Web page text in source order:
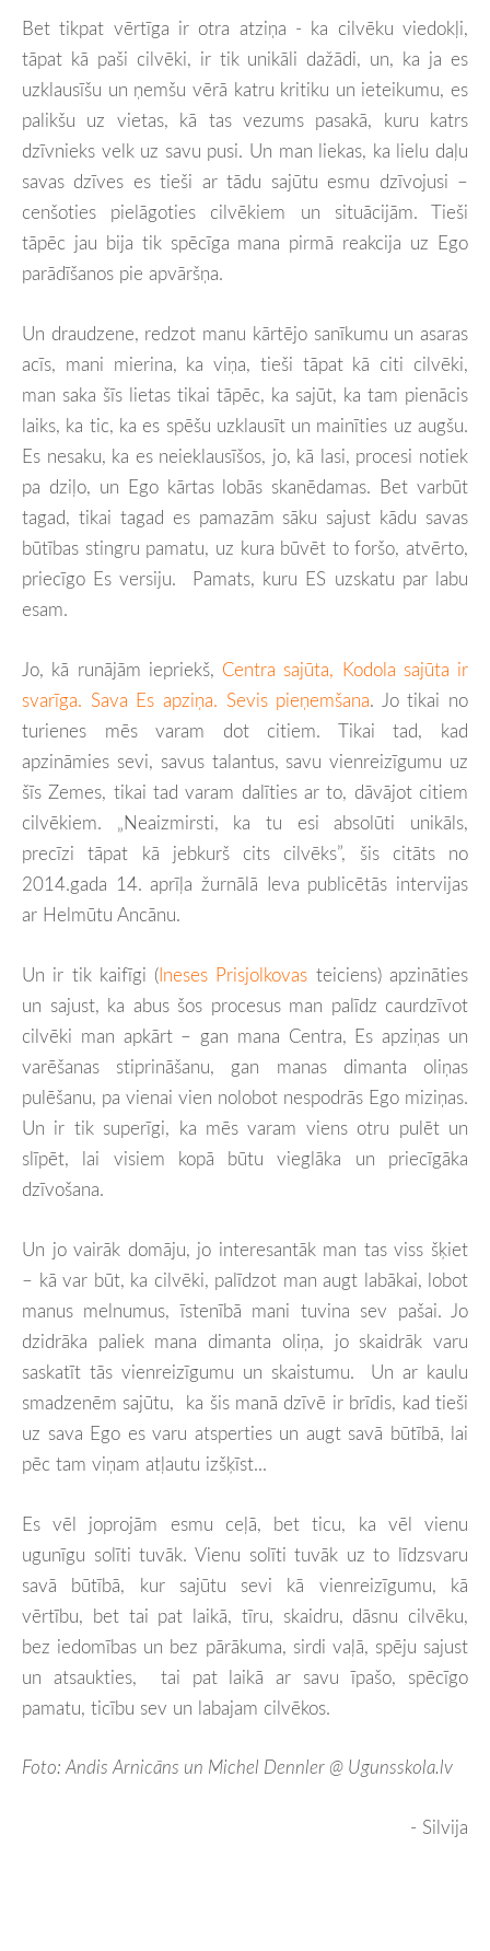
Bet tikpat vērtīga ir otra atziņa - ka cilvēku viedokļi,
tāpat kā paši cilvēki, ir tik unikāli dažādi, un, ka ja es
uzklausīšu un ņemšu vērā katru kritiku un ieteikumu, es
palikšu uz vietas, kā tas vezums pasakā, kuru katrs
dzīvnieks velk uz savu pusi. Un man liekas, ka lielu daļu
savas dzīves es tieši ar tādu sajūtu esmu dzīvojusi –
cenšoties pielāgoties cilvēkiem un situācijām. Tieši
tāpēc jau bija tik spēcīga mana pirmā reakcija uz Ego
parādīšanos pie apvāršņa.
Un draudzene, redzot manu kārtējo sanīkumu un asaras
acīs, mani mierina, ka viņa, tieši tāpat kā citi cilvēki,
man saka šīs lietas tikai tāpēc, ka sajūt, ka tam pienācis
laiks, ka tic, ka es spēšu uzklausīt un mainīties uz augšu.
Es nesaku, ka es neieklausīšos, jo, kā lasi, procesi notiek
pa dziļo, un Ego kārtas lobās skanēdamas. Bet varbūt
tagad, tikai tagad es pamazām sāku sajust kādu savas
būtības stingru pamatu, uz kura būvēt to foršo, atvērto,
priecīgo Es versiju. Pamats, kuru ES uzskatu par labu
esam.
Jo, kā runājām iepriekš, Centra sajūta, Kodola sajūta ir
svarīga. Sava Es apziņa. Sevis pieņemšana. Jo tikai no
turienes mēs varam dot citiem. Tikai tad, kad
apzināmies sevi, savus talantus, savu vienreizīgumu uz
šīs Zemes, tikai tad varam dalīties ar to, dāvājot citiem
cilvēkiem. „Neaizmirsti, ka tu esi absolūti unikāls,
precīzi tāpat kā jebkurš cits cilvēks”, šis citāts no
2014.gada 14. aprīļa žurnālā Ieva publicētās intervijas
ar Helmūtu Ancānu.
Un ir tik kaifīgi (Ineses Prisjolkovas teiciens) apzināties
un sajust, ka abus šos procesus man palīdz caurdzīvot
cilvēki man apkārt – gan mana Centra, Es apziņas un
varēšanas stiprināšanu, gan manas dimanta oliņas
pulēšanu, pa vienai vien nolobot nespodrās Ego miziņas.
Un ir tik superīgi, ka mēs varam viens otru pulēt un
slīpēt, lai visiem kopā būtu vieglāka un priecīgāka
dzīvošana.
Un jo vairāk domāju, jo interesantāk man tas viss šķiet
– kā var būt, ka cilvēki, palīdzot man augt labākai, lobot
manus melnumus, īstenībā mani tuvina sev pašai. Jo
dzidrāka paliek mana dimanta oliņa, jo skaidrāk varu
saskatīt tās vienreizīgumu un skaistumu. Un ar kaulu
smadzenēm sajūtu, ka šis manā dzīvē ir brīdis, kad tieši
uz sava Ego es varu atsperties un augt savā būtībā, lai
pēc tam viņam atļautu izšķīst...
Es vēl joprojām esmu ceļā, bet ticu, ka vēl vienu
ugunīgu solīti tuvāk. Vienu solīti tuvāk uz to līdzsvaru
savā būtībā, kur sajūtu sevi kā vienreizīgumu, kā
vērtību, bet tai pat laikā, tīru, skaidru, dāsnu cilvēku,
bez iedomības un bez pārākuma, sirdi vaļā, spēju sajust
un atsaukties, tai pat laikā ar savu īpašo, spēcīgo
pamatu, ticību sev un labajam cilvēkos.
Foto: Andis Arnicāns un Michel Dennler @ Ugunsskola.lv
- Silvija